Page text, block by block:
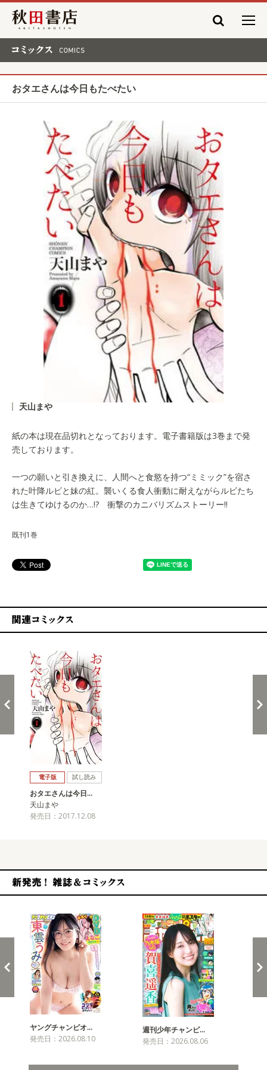
秋田書店
おタエさんは今日もたべたい
天山まや
紙の本は現在品切れとなっております。電子書籍版は3巻まで発
売しております。
一つの願いと引き換えに、人間へと食慾を持つ“ミミック”を宿さ
れた叶降ルビと妹の紅。襲いくる食人衝動に耐えながらルビたち
は生きてゆけるのか…!? 衝撃のカニバリズムストーリー!!
既刊1巻
電子版 試し読み
おタエさんは今日…
天山まや
発売日：2017.12.08
ヤングチャンピオ…
発売日：2026.08.10
週刊少年チャンピ…
発売日：2026.08.06